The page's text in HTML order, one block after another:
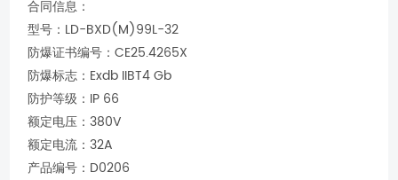
合同信息：
型号：LD-BXD(M)99L-32
防爆证书编号：CE25.4265X
防爆标志：Exdb IIBT4 Gb
防护等级：IP 66
额定电压：380V
额定电流：32A
产品编号：D0206